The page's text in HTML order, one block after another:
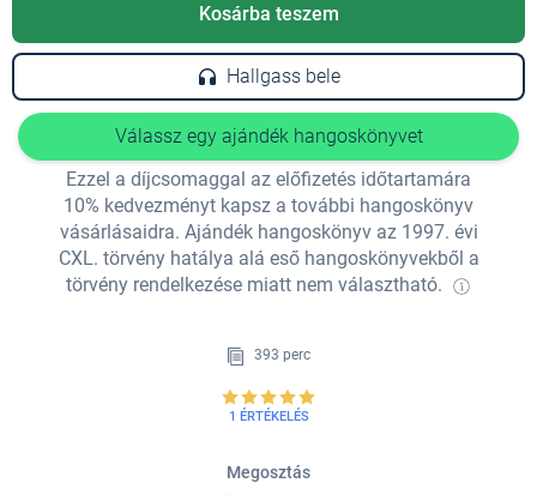
Kosárba teszem
Hallgass bele
Válassz egy ajándék hangoskönyvet
Ezzel a díjcsomaggal az előfizetés időtartamára
10% kedvezményt kapsz a további hangoskönyv
vásárlásaidra. Ajándék hangoskönyv az 1997. évi
CXL. törvény hatálya alá eső hangoskönyvekből a
törvény rendelkezése miatt nem választható.
393 perc
1 ÉRTÉKELÉS
Megosztás